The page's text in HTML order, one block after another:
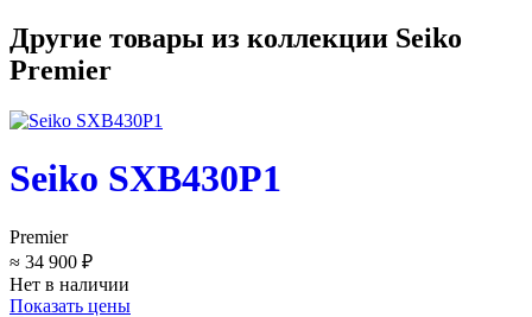
Другие товары из коллекции Seiko
Premier
Seiko SXB430P1
Premier
≈ 34 900 ₽
Нет в наличии
Показать цены